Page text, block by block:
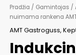
Pradžia / Gamintojas /
nuimama rankena
AMT Gastroguss,